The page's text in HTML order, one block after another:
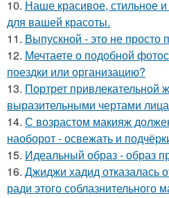
10. Наше красивое, стильное
для вашей красоты.
11. Выпускной - это не просто
12. Мечтаете о подобной
поездки или организацию?
13. Портрет привлекательной
выразительными чертами
14. С возрастом макияж
наоборот - освежать и
15. Идеальный образ - образ
16. Джиджи хадид отказалась
ради этого соблазнительного